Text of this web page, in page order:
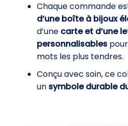
Chaque commande
d’une boîte à bijoux
d’une carte et d’une
personnalisables
mots les plus tendres.
Conçu avec soin, ce
un symbole durable